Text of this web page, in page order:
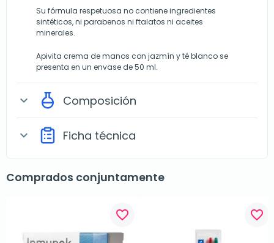
Su fórmula respetuosa no contiene ingredientes
sintéticos, ni parabenos ni ftalatos ni aceites
minerales.
Apivita crema de manos con jazmín y té blanco se
presenta en un envase de 50 ml.
expand_more Composición
expand_more Ficha técnica
Comprados conjuntamente
favorite_border favorite_border